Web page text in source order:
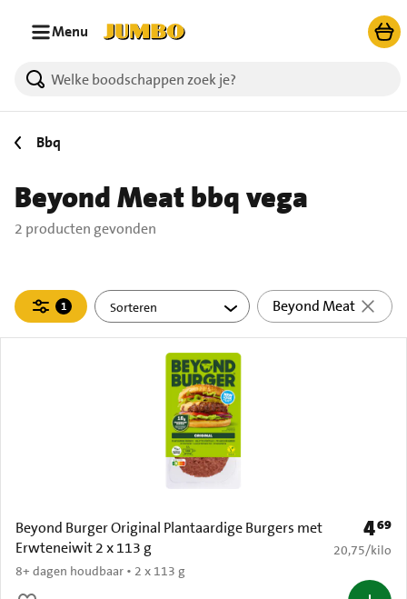
Menu
2 producten gevonden.
Bbq
Beyond Meat bbq vega
2 producten gevonden
Filteren
1
actief
Beyond Meat
Beyond Burger Original Plantaardige Burgers met
Erwteneiwit 2 x 113 g
8+ dagen houdbaar • 2 x 113 g
Prijs:
469
€ 20,75 per
20,75/kilo